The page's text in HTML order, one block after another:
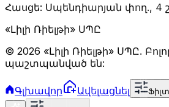
Հասցե: Սպենդիարյան փող., 4
«Լիլի Ռիելթի» ՍՊԸ
© 2026 «Լիլի Ռիելթի» ՍՊԸ.
պաշտպանված են:
Գլխավոր Ավելացնել